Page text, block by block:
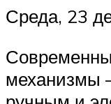
Среда, 23
механизмы